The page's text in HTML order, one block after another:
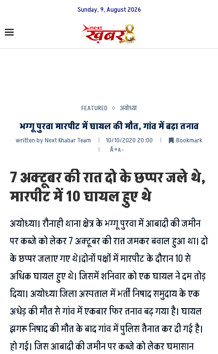
Sunday, 9, August 2026
FEATURED अयोध्या
भग्गू पुरवा मारपीट में घायल की मौत, गांव में बढ़ा तनाव
written byNext Khabar Team 10/10/2020 20:00
Bookmark
A+A-
7 अक्टूबर की रात दो के छप्पर जले थे,
मारपीट में 10 घायल हुए थे
अयोध्या। रौनाही थाना क्षेत्र के भग्गू पुरवा में आबादी की जमीन
पर कब्जे को लेकर 7 अक्टूबर की रात जमकर बवाल हुआ था। दो
के छप्पर जलाए गए थे।दोनों पक्षों में मारपीट के दौरान 10 से
अधिक घायल हुए थे। जिसमें शनिवार को एक घायल ने दम तोड़
दिया। अयोध्या जिला अस्पताल में भर्ती निषाद समुदाय के एक
अधेड़ की मौत से गांव में एकबार फिर तनाव बढ़ गया है। घायल
झगरू निषाद की मौत के बाद गांव में पुलिस तैनात कर दी गई है।
हो गई। जिस आबादी की जमीन पर कब्जे को लेकर घमासान